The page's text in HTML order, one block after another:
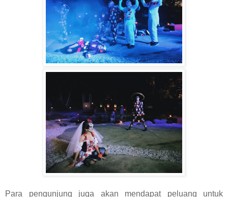
Para pengunjung juga akan mendapat peluang untuk